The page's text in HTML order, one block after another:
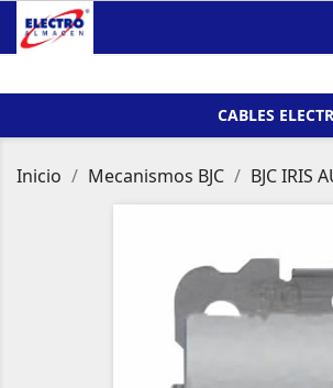
CABLES
Inicio Mecanismos BJC BJC IRIS